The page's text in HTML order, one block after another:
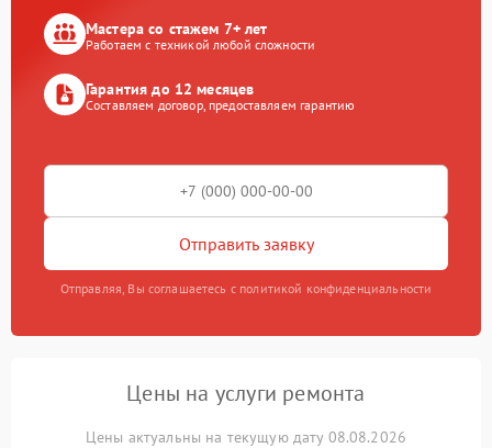
Мастера со стажем 7+ лет
Работаем с техникой любой сложности
Гарантия до 12 месяцев
Составляем договор, предоставляем гарантию
Отправить заявку
Отправляя, Вы соглашаетесь с политикой конфиденциальности
Цены на услуги ремонта
Цены актуальны на текущую дату 08.08.2026